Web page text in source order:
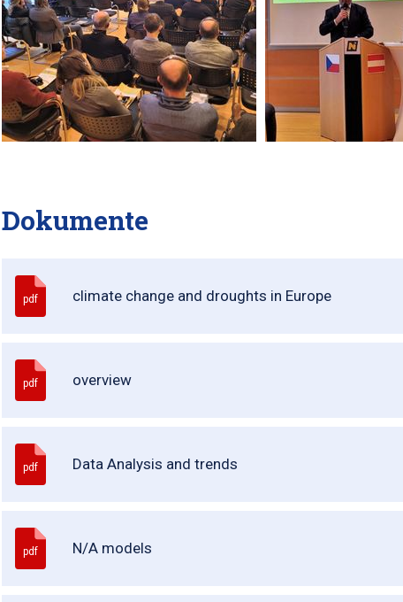
Dokumente
pdf climate change and droughts in Europe
pdf overview
pdf Data Analysis and trends
pdf N/A models